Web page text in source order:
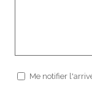
Me notifier